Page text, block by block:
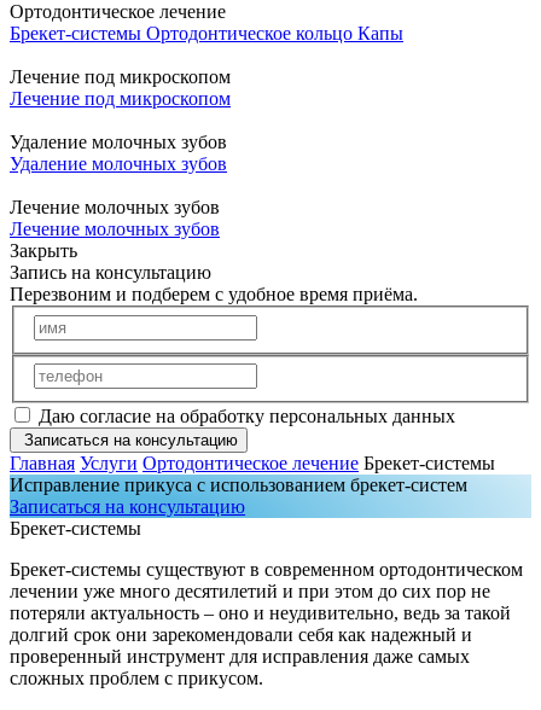
Ортодонтическое лечение
Брекет-системы Ортодонтическое кольцо Капы
Лечение под микроскопом
Лечение под микроскопом
Удаление молочных зубов
Удаление молочных зубов
Лечение молочных зубов
Лечение молочных зубов
Закрыть
Запись на консультацию
Перезвоним и подберем с удобное время приёма.
Даю согласие на обработку персональных данных
Записаться на консультацию
Главная Услуги Ортодонтическое лечение Брекет-системы
Исправление прикуса с использованием брекет-систем
Записаться на консультацию
Брекет-системы
Брекет-системы существуют в современном ортодонтическом
лечении уже много десятилетий и при этом до сих пор не
потеряли актуальность – оно и неудивительно, ведь за такой
долгий срок они зарекомендовали себя как надежный и
проверенный инструмент для исправления даже самых
сложных проблем с прикусом.